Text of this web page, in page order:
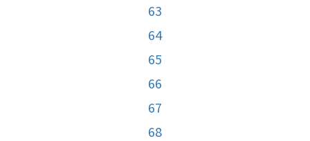
63
64
65
66
67
68